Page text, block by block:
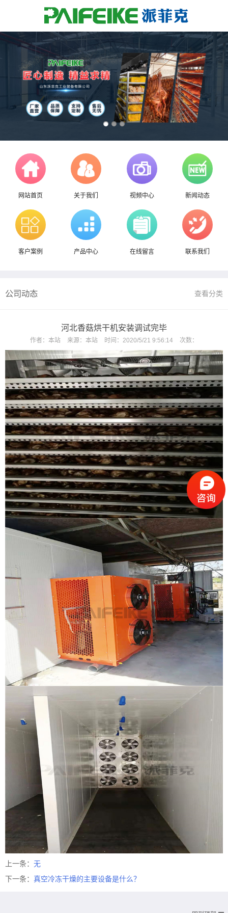
网站首页 关于我们 视频中心 新闻动态
客户案例 产品中心 在线留言 联系我们
公司动态 查看分类
河北香菇烘干机安装调试完毕
作者： 本站 来源： 本站 时间： 2020/5/21 9:56:14 次数：
上一条： 无
下一条： 真空冷冻干燥的主要设备是什么？